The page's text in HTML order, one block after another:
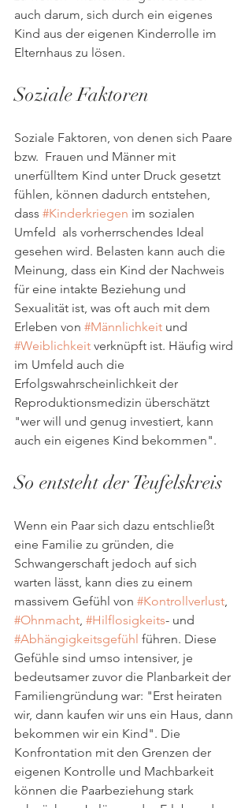
auch darum, sich durch ein eigenes
Kind aus der eigenen Kinderrolle im
Elternhaus zu lösen.
Soziale Faktoren
Soziale Faktoren, von denen sich Paare
bzw.  Frauen und Männer mit
unerfülltem Kind unter Druck gesetzt
fühlen, können dadurch entstehen,
dass #Kinderkriegen im sozialen
Umfeld  als vorherrschendes Ideal
gesehen wird. Belasten kann auch die
Meinung, dass ein Kind der Nachweis
für eine intakte Beziehung und
Sexualität ist, was oft auch mit dem
Erleben von #Männlichkeit und
#Weiblichkeit verknüpft ist. Häufig wird
im Umfeld auch die
Erfolgswahrscheinlichkeit der
Reproduktionsmedizin überschätzt
"wer will und genug investiert, kann
auch ein eigenes Kind bekommen".
So entsteht der Teufelskreis
Wenn ein Paar sich dazu entschließt
eine Familie zu gründen, die
Schwangerschaft jedoch auf sich
warten lässt, kann dies zu einem
massivem Gefühl von #Kontrollverlust,
#Ohnmacht, #Hilflosigkeits- und
#Abhängigkeitsgefühl führen. Diese
Gefühle sind umso intensiver, je
bedeutsamer zuvor die Planbarkeit der
Familiengründung war: "Erst heiraten
wir, dann kaufen wir uns ein Haus, dann
bekommen wir ein Kind". Die
Konfrontation mit den Grenzen der
eigenen Kontrolle und Machbarkeit
können die Paarbeziehung stark